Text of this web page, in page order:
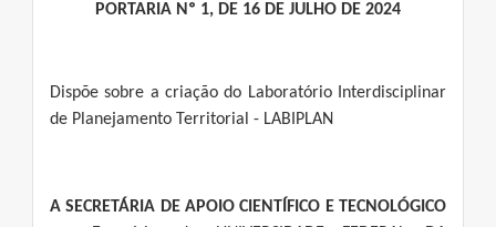
PORTARIA Nº 1, DE 16 DE JULHO DE 2024
Dispõe sobre a criação do Laboratório Interdisciplinar
de Planejamento Territorial - LABIPLAN
A SECRETÁRIA DE APOIO CIENTÍFICO E TECNOLÓGICO